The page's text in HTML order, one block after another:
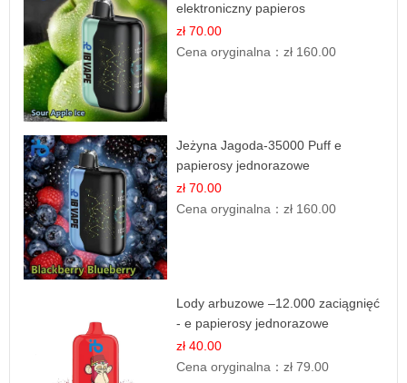
elektroniczny papieros
zł 70.00
Cena oryginalna：zł 160.00
Jeżyna Jagoda-35000 Puff e
papierosy jednorazowe
zł 70.00
Cena oryginalna：zł 160.00
Lody arbuzowe –12.000 zaciągnięć
- e papierosy jednorazowe
zł 40.00
Cena oryginalna：zł 79.00